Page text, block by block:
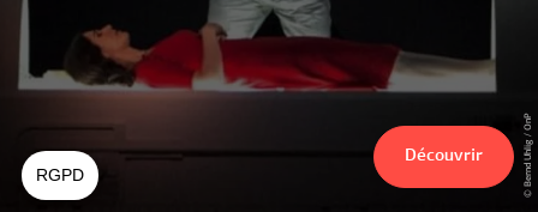
© Bernd Uhlig / OnP
Découvrir